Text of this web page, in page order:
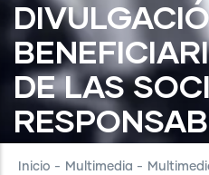
DE LAS
LIMITADA
Inicio - Multimedia -